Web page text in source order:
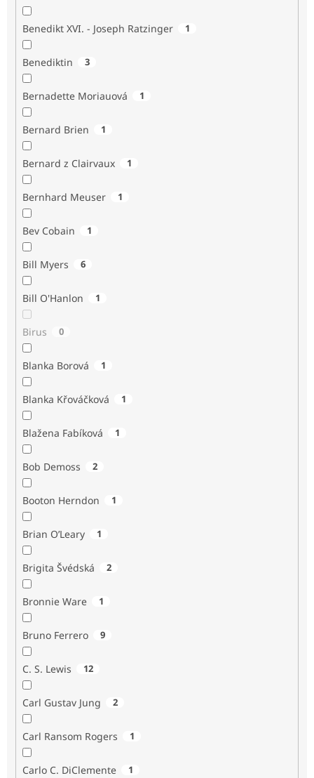
Benedikt XVI. - Joseph Ratzinger 1
Benediktin 3
Bernadette Moriauová 1
Bernard Brien 1
Bernard z Clairvaux 1
Bernhard Meuser 1
Bev Cobain 1
Bill Myers 6
Bill O'Hanlon 1
Birus 0
Blanka Borová 1
Blanka Křováčková 1
Blažena Fabíková 1
Bob Demoss 2
Booton Herndon 1
Brian O’Leary 1
Brigita Švédská 2
Bronnie Ware 1
Bruno Ferrero 9
C. S. Lewis 12
Carl Gustav Jung 2
Carl Ransom Rogers 1
Carlo C. DiClemente 1